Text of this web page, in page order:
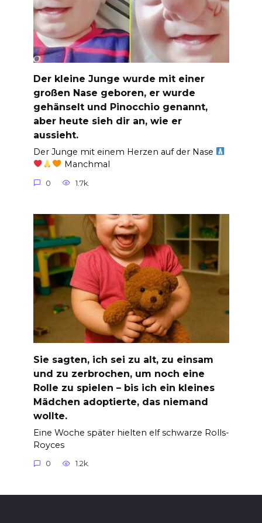
Der kleine Junge wurde mit einer
großen Nase geboren, er wurde
gehänselt und Pinocchio genannt,
aber heute sieh dir an, wie er
aussieht.
Der Junge mit einem Herzen auf der Nase
Manchmal
0 1.7k.
Sie sagten, ich sei zu alt, zu einsam
und zu zerbrochen, um noch eine
Rolle zu spielen – bis ich ein kleines
Mädchen adoptierte, das niemand
wollte.
Eine Woche später hielten elf schwarze Rolls-
Royces
0 1.2k.